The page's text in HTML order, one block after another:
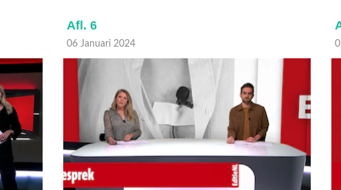
Afl. 5
05 Januari 2024